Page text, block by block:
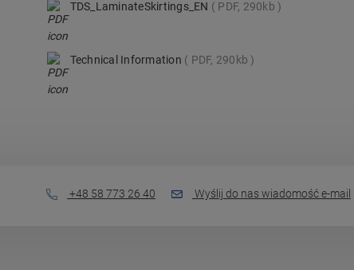
TDS_LaminateSkirtings_EN PDF, 290kb
Technical Information PDF, 290kb
+48 58 773 26 40 Wyślij do nas wiadomość e-mail